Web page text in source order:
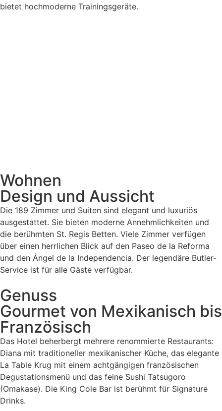
bietet hochmoderne Trainingsgeräte.
Wohnen
Design und Aussicht
Die 189 Zimmer und Suiten sind elegant und luxuriös
ausgestattet. Sie bieten moderne Annehmlichkeiten und
die berühmten St. Regis Betten. Viele Zimmer verfügen
über einen herrlichen Blick auf den Paseo de la Reforma
und den Ángel de la Independencia. Der legendäre Butler-
Service ist für alle Gäste verfügbar.
Genuss
Gourmet von Mexikanisch bis
Französisch
Das Hotel beherbergt mehrere renommierte Restaurants:
Diana mit traditioneller mexikanischer Küche, das elegante
La Table Krug mit einem achtgängigen französischen
Degustationsmenü und das feine Sushi Tatsugoro
(Omakase). Die King Cole Bar ist berühmt für Signature
Drinks.